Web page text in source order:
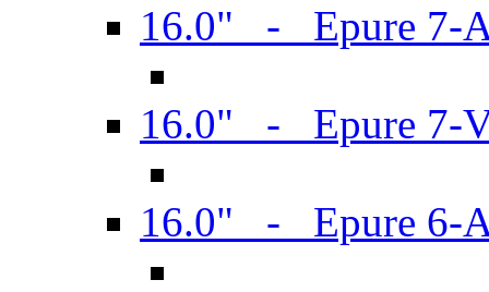
16.0" - Epure 7-
16.0" - Epure 7-
16.0" - Epure 6-